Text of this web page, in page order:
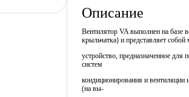
Описание
Вентилятор VA выполнен на базе
крыльчатка) и представляет собой
устройство, предназначенное для
систем
кондиционирования и вентиляции
(на вы-